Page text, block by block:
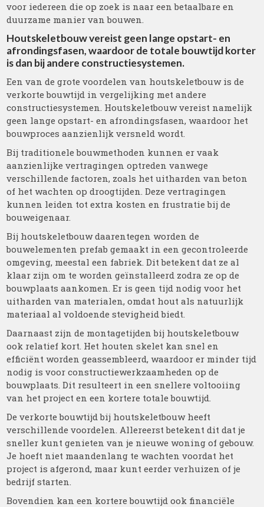
voor iedereen die op zoek is naar een betaalbare en
duurzame manier van bouwen.
Houtskeletbouw vereist geen lange opstart- en
afrondingsfasen, waardoor de totale bouwtijd korter
is dan bij andere constructiesystemen.
Een van de grote voordelen van houtskeletbouw is de
verkorte bouwtijd in vergelijking met andere
constructiesystemen. Houtskeletbouw vereist namelijk
geen lange opstart- en afrondingsfasen, waardoor het
bouwproces aanzienlijk versneld wordt.
Bij traditionele bouwmethoden kunnen er vaak
aanzienlijke vertragingen optreden vanwege
verschillende factoren, zoals het uitharden van beton
of het wachten op droogtijden. Deze vertragingen
kunnen leiden tot extra kosten en frustratie bij de
bouweigenaar.
Bij houtskeletbouw daarentegen worden de
bouwelementen prefab gemaakt in een gecontroleerde
omgeving, meestal een fabriek. Dit betekent dat ze al
klaar zijn om te worden geïnstalleerd zodra ze op de
bouwplaats aankomen. Er is geen tijd nodig voor het
uitharden van materialen, omdat hout als natuurlijk
materiaal al voldoende stevigheid biedt.
Daarnaast zijn de montagetijden bij houtskeletbouw
ook relatief kort. Het houten skelet kan snel en
efficiënt worden geassembleerd, waardoor er minder tijd
nodig is voor constructiewerkzaamheden op de
bouwplaats. Dit resulteert in een snellere voltooiing
van het project en een kortere totale bouwtijd.
De verkorte bouwtijd bij houtskeletbouw heeft
verschillende voordelen. Allereerst betekent dit dat je
sneller kunt genieten van je nieuwe woning of gebouw.
Je hoeft niet maandenlang te wachten voordat het
project is afgerond, maar kunt eerder verhuizen of je
bedrijf starten.
Bovendien kan een kortere bouwtijd ook financiële